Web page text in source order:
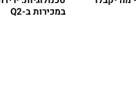
במכירות ב-Q2